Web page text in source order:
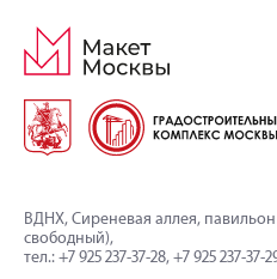
ВДНХ, Сиреневая аллея,
свободный),
тел.: +7 925 237-37-28, +7 925 237-37-